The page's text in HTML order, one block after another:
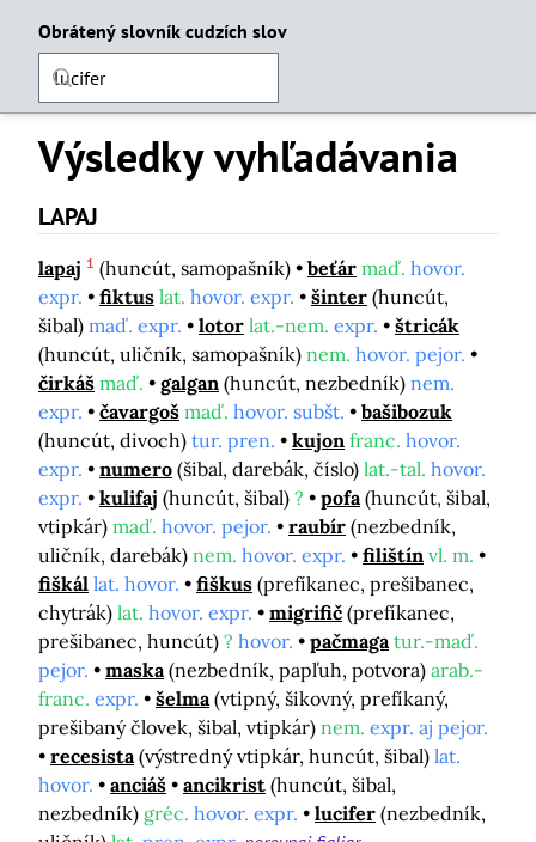
Obrátený slovník cudzích slov
Výsledky vyhľadávania
LAPAJ
lapaj 1 (huncút, samopašník) beťár maď. hovor.
expr.
fiktus lat. hovor. expr. šinter (huncút,
šibal) maď. expr. lotor lat.-nem. expr.
štricák
(huncút, uličník, samopašník) nem. hovor. pejor.
čirkáš maď. galgan (huncút, nezbedník) nem.
expr.
čavargoš maď. hovor. subšt.
bašibozuk
(huncút, divoch) tur. pren. kujon franc. hovor.
expr.
numero (šibal, darebák, číslo) lat.-tal. hovor.
expr.
kulifaj (huncút, šibal) ? pofa (huncút, šibal,
vtipkár) maď. hovor. pejor. raubír (nezbedník,
uličník, darebák) nem. hovor. expr. filištín vl. m.
fiškál lat. hovor. fiškus (prefíkanec, prešibanec,
chytrák) lat. hovor. expr. migrifič (prefíkanec,
prešibanec, huncút) ? hovor. pačmaga tur.-maď.
pejor.
maska (nezbedník, papľuh, potvora) arab.-
franc. expr. šelma (vtipný, šikovný, prefíkaný,
prešibaný človek, šibal, vtipkár) nem. expr. aj pejor.
recesista (výstredný vtipkár, huncút, šibal) lat.
hovor.
anciáš ancikrist (huncút, šibal,
nezbedník) gréc. hovor. expr. lucifer (nezbedník,